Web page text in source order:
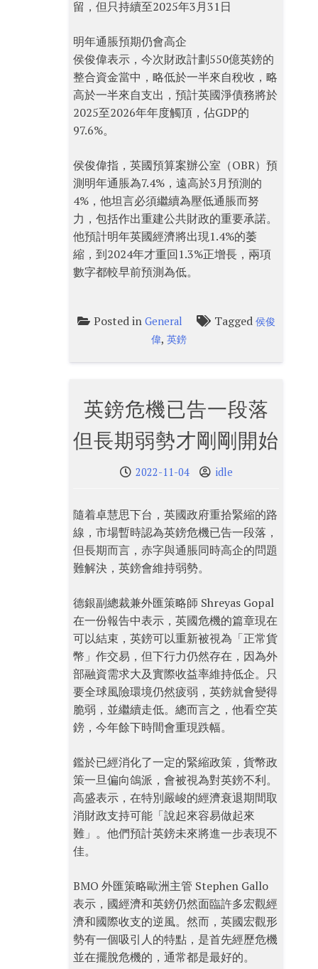
留，但只持續至2025年3月31日
明年通脹預期仍會高企
侯俊偉表示，今次財政計劃550億英鎊的
整合資金當中，略低於一半來自稅收，略
高於一半來自支出，預計英國淨債務將於
2025至2026年年度觸頂，佔GDP的
97.6%。
侯俊偉指，英國預算案辦公室（OBR）預
測明年通脹為7.4%，遠高於3月預測的
4%，他坦言必須繼續為壓低通脹而努
力，包括作出重建公共財政的重要承諾。
他預計明年英國經濟將出現1.4%的萎
縮，到2024年才重回1.3%正增長，兩項
數字都較早前預測為低。
Posted in General Tagged 侯俊
偉,英鎊
英鎊危機已告一段落
但長期弱勢才剛剛開始
2022-11-04 idle
隨着卓慧思下台，英國政府重拾緊縮的路
線，市場暫時認為英鎊危機已告一段落，
但長期而言，赤字與通脹同時高企的問題
難解決，英鎊會維持弱勢。
德銀副總裁兼外匯策略師 Shreyas Gopal
在一份報告中表示，英國危機的篇章現在
可以結束，英鎊可以重新被視為「正常貨
幣」作交易，但下行力仍然存在，因為外
部融資需求大及實際收益率維持低企。只
要全球風險環境仍然疲弱，英鎊就會變得
脆弱，並繼續走低。總而言之，他看空英
鎊，今年餘下時間會重現跌幅。
鑑於已經消化了一定的緊縮政策，貨幣政
策一旦偏向鴿派，會被視為對英鎊不利。
高盛表示，在特別嚴峻的經濟衰退期間取
消財政支持可能「說起來容易做起來
難」。他們預計英鎊未來將進一步表現不
佳。
BMO 外匯策略歐洲主管 Stephen Gallo
表示，國經濟和英鎊仍然面臨許多宏觀經
濟和國際收支的逆風。然而，英國宏觀形
勢有一個吸引人的特點，是首先經歷危機
並在擺脫危機的，通常都是最好的。